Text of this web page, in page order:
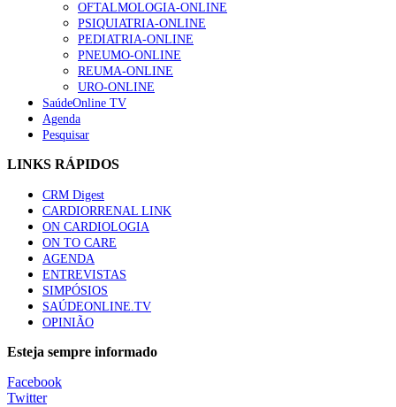
Trodelvy aprovado para primeira linha no cancro da
58 visualizações
1.º Episódio do Podcast “Frequência Cardio – Sintoniza-te
58 visualizações
Canábis medicinal e saúde mental
53 visualizações
MAIS NOTÍCIAS
Plataforma criada por estudantes apoia famílias após diagnóstico
OFTALMOLOGIA-ONLINE
PSIQUIATRIA-ONLINE
PEDIATRIA-ONLINE
PNEUMO-ONLINE
REUMA-ONLINE
URO-ONLINE
SaúdeOnline TV
Agenda
Pesquisar
LINKS RÁPIDOS
CRM Digest
CARDIORRENAL LINK
ON CARDIOLOGIA
ON TO CARE
AGENDA
ENTREVISTAS
SIMPÓSIOS
SAÚDEONLINE.TV
OPINIÃO
Esteja sempre informado
Facebook
Twitter